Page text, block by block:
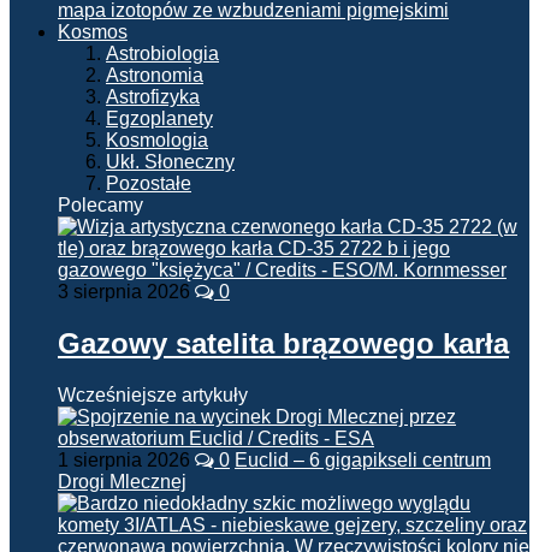
mapa izotopów ze wzbudzeniami pigmejskimi
Kosmos
Astrobiologia
Astronomia
Astrofizyka
Egzoplanety
Kosmologia
Ukł. Słoneczny
Pozostałe
Polecamy
3 sierpnia 2026 0
Gazowy satelita brązowego karła
Wcześniejsze artykuły
1 sierpnia 2026 0 Euclid – 6 gigapikseli centrum
Drogi Mlecznej